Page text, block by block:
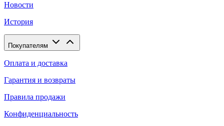
Новости
История
Покупателям
Оплата и доставка
Гарантия и возвраты
Правила продажи
Конфиденциальность